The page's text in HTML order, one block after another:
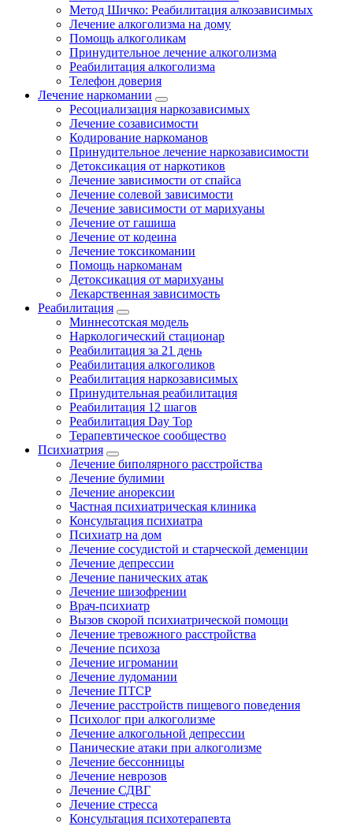
Метод Шичко: Реабилитация алкозависимых
Лечение алкоголизма на дому
Помощь алкоголикам
Принудительное лечение алкоголизма
Реабилитация алкоголизма
Телефон доверия
Лечение наркомании
Ресоциализация наркозависимых
Лечение созависимости
Кодирование наркоманов
Принудительное лечение наркозависимости
Детоксикация от наркотиков
Лечение зависимости от спайса
Лечение солевой зависимости
Лечение зависимости от марихуаны
Лечение от гашиша
Лечение от кодеина
Лечение токсикомании
Помощь наркоманам
Детоксикация от марихуаны
Лекарственная зависимость
Реабилитация
Миннесотская модель
Наркологический стационар
Реабилитация за 21 день
Реабилитация алкоголиков
Реабилитация наркозависимых
Принудительная реабилитация
Реабилитация 12 шагов
Реабилитация Day Top
Терапевтическое сообщество
Психиатрия
Лечение биполярного расстройства
Лечение булимии
Лечение анорексии
Частная психиатрическая клиника
Консультация психиатра
Психиатр на дом
Лечение сосудистой и старческой деменции
Лечение депрессии
Лечение панических атак
Лечение шизофрении
Врач-психиатр
Вызов скорой психиатрической помощи
Лечение тревожного расстройства
Лечение психоза
Лечение игромании
Лечение лудомании
Лечение ПТСР
Лечение расстройств пищевого поведения
Психолог при алкоголизме
Лечение алкогольной депрессии
Панические атаки при алкоголизме
Лечение бессонницы
Лечение неврозов
Лечение СДВГ
Лечение стресса
Консультация психотерапевта